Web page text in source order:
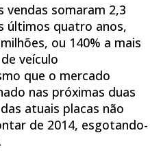
vendas somaram 2,3
últimos quatro anos,
ou 140% a mais
veículo
que o mercado
nas próximas duas
atuais placas não
de 2014, esgotando-